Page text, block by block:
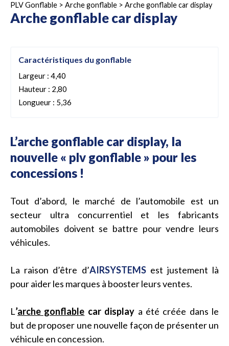
PLV Gonflable > Arche gonflable > Arche gonflable car display
Arche gonflable car display
Caractéristiques du gonflable
Largeur : 4,40
Hauteur : 2,80
Longueur : 5,36
L’arche gonflable car display, la
nouvelle « plv gonflable » pour les
concessions !
Tout d’abord, le marché de l’automobile est un
secteur ultra concurrentiel et les fabricants
automobiles doivent se battre pour vendre leurs
véhicules.
La raison d’être d’AIRSYSTEMSest justement là
pour aider les marques à booster leurs ventes.
L’arche gonflable car display a été créée dans le
but de proposer une nouvelle façon de présenter un
véhicule en concession.